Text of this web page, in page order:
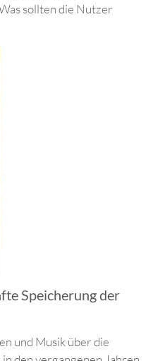
sollten die Nutzer
Speicherung der
und Musik über die